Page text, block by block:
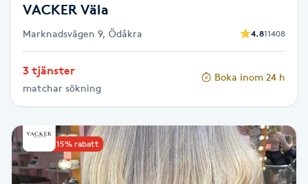
Permanent ögonbrynsmakeup
Personal shopper
Personlig tränare
Picolaser
Piercing
VACKER Väla
Marknadsvägen 9, Ödåkra 4.811408
3 tjänster
matchar sökning
Boka inom 24 h
Upp till 15% rabatt